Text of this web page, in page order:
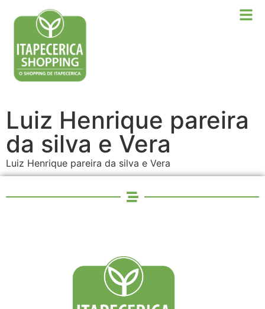
Luiz Henrique pareira
da silva e Vera
Luiz Henrique pareira da silva e Vera